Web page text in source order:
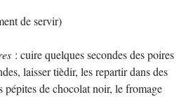
de servir)
: cuire quelques secondes des poires
laisser tièdir, les repartir dans des
pépites de chocolat noir, le fromage